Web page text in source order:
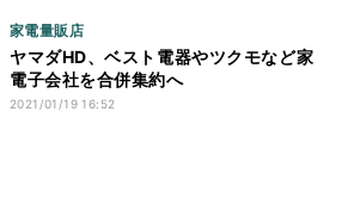
家電量販店
ヤマダHD、ベスト電器やツクモなど家
電子会社を合併集約へ
2021/01/19 16:52